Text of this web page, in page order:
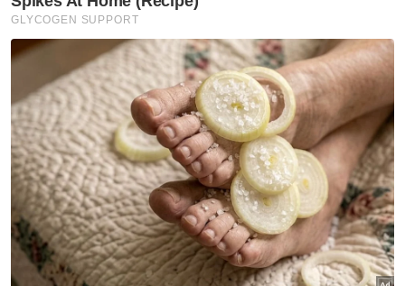
seperti batang paip besi panjang bagi
membantu pencarian.
Katanya, mangsa pertama, Che Syazwan
Irwan Shah, 12, ditemui kira-kira jam 7 malam.
“Kami dimaklumkan mangsa cuba
menyelamatkan rakannya yang turut mandi
di kawasan itu.
“Saya dan beberapa rakan kemudian
melaungkan azan untuk mempermudahkan
pencarian, dan tidak lama selepas itu,